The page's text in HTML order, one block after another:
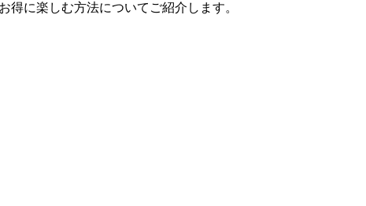
得に楽しむ方法についてご紹介します。